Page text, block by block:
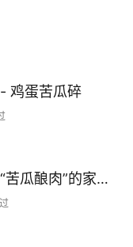
鸡蛋苦瓜碎
厨师长教你：“苦瓜酿肉”的家常做法，口感和味道很棒，先收藏了